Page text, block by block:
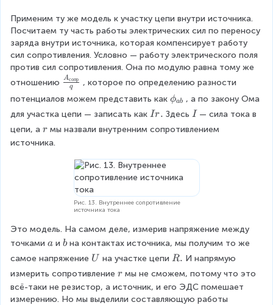
v
a
r
p
h
_
{
a
'
v
a
r
p
h
_
{
b
'
i
_
{
a
b
}
p
h
i
_
{
'
b
'
}
I
R
.
Применим ту же модель к участку цепи внутри источника.
Посчитаем ту часть работы электрических сил по переносу
заряда внутри источника, которая компенсирует работу
сил сопротивления. Условно — работу электрического поля
против сил сопротивления. Она по модулю равна тому же
отношению \
a
c
{
}
}
q
Aсопр
, которое по определению разности
потенциалов можем представить как \
p
i
{
b
}
ϕab , а по закону Ома
для участка цепи — записать как \
\
.
Ir. Здесь \
\
I — сила тока в
цепи, а \
\
r мы назвали внутренним сопротивлением
источника.
Рис. 13. Внутреннее сопротивление
источника тока
Это модель. На самом деле, измерив напряжение между
точками \
\
a и \
\
b на контактах источника, мы получим то же
самое напряжение \
\
U на участке цепи \
\
R. И напрямую
измерить сопротивление \
\
r
r мы не сможем, потому что это
всё-таки не резистор, а источник, и его ЭДС помешает
измерению. Но мы выделили составляющую работы